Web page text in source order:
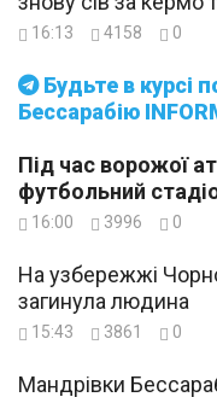
Будьте в курсі подій. Підписуйтесь на
Бессарабію
16:13 4158 0
Під час ворожої
футбольний
16:00 3996 0
На узбережжі
загинула людина
15:43 3861 0
Мандрівки